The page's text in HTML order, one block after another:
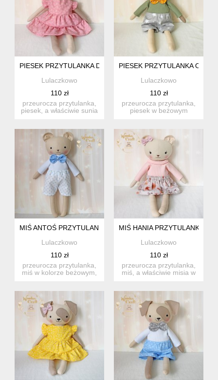
PIESEK PRZYTULANKA DAISY W RÓŻOWEJ SUKIENECZCE
Lulaczkowo
110 zł
przeurocza przytulanka,
piesek, a właściwie sunia
PIESEK PRZYTULANKA OLEK
Lulaczkowo
110 zł
przeurocza przytulanka,
piesek w beżowym
MIŚ ANTOŚ PRZYTULANKA W BIAŁYM SWETERKU I
Lulaczkowo
110 zł
przeurocza przytulanka,
miś w kolorze beżowym,
MIŚ HANIA PRZYTULANKA W
Lulaczkowo
110 zł
przeurocza przytulanka,
miś, a właściwie misia w